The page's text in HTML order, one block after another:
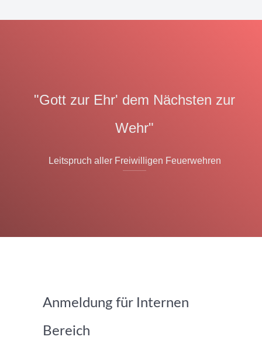
"Gott zur Ehr' dem Nächsten zur
Wehr"
Leitspruch aller Freiwilligen Feuerwehren
Anmeldung für Internen
Bereich